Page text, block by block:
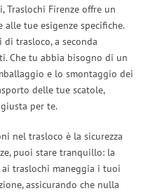
Traslochi Firenze offre un
tue esigenze specifiche.
trasloco, a seconda
Che tu abbia bisogno di un
e lo smontaggio dei
delle tue scatole,
per te.
nel trasloco è la sicurezza
puoi stare tranquillo: la
traslochi maneggia i tuoi
assicurando che nulla